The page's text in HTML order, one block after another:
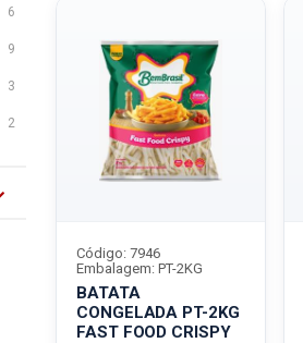
6
9
3
2
BATATA
CONGELADA PT-2KG
FAST FOOD CRISPY
Código: 7946
Embalagem: PT-2KG